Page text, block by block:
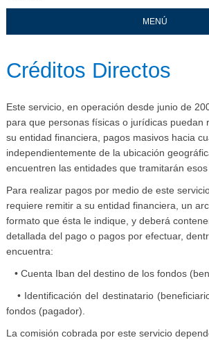
MENÚ
​​​Créditos Directos​​
Este servicio, en operación desde junio de
para que personas físicas o jurídicas puedan
su entidad financiera, pagos masivos hacia
independientemente de la ubicación
encuentren las entidades que tramitarán esos
Para realizar pagos por medio de este
requiere remitir a su entidad financiera, un
formato que ésta le indique, y deberá
detallada del pago o pagos por efectuar,
encuentra:
• Cuenta Iban del destino de los fondos
• Identificación del destinatario
fondos (pagador).
La comisión cobrada por este servicio